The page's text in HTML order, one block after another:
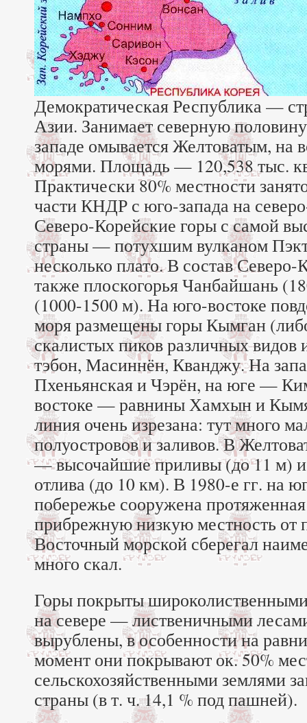
Демократическая Республика —
Азии. Занимает северную
западе омывается Желтоватым,
морями. Площадь — 120,538 тыс.
Практически 80% местности
части КНДР с юго-запада на
Северо-Корейские горы с самой
страны — потухшим вулканом
несколько плато. В состав Северо-
также плоскогорья Чанбайшань
(1000-1500 м). На юго-востоке
моря размещены горы Кымган
скалистых пиков различных
тэбон, Масиннён, Кванджу. На
Пхеньянская и Чэрён, на юге —
востоке — равнины Хамхын и
линия очень изрезана: тут много
полуостровов и заливов. В
— высочайшие приливы (до 11 м)
отлива (до 10 км). В 1980-е гг. на
побережье сооружена
прибрежную низкую местность от
Восточный морской сберегал
много скал.
Горы покрыты
на севере — лиственичными
вырублены, в особенности на
момент они покрывают ок. 50%
сельскохозяйственными землями
страны (в т. ч. 14,1 % под пашней).